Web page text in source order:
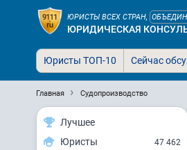
ЮРИСТЫ ВСЕХ СТРАН,
ЮРИДИЧЕСКАЯ
Юристы ТОП-10 Сейчас
Главная Судопроизводство
Лучшее
Юристы
47 462